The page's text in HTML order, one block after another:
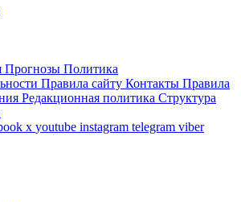
Прогнозы Политика
Правила сайту Контакты Правила
Редакционная политика Структура
x youtube instagram telegram viber